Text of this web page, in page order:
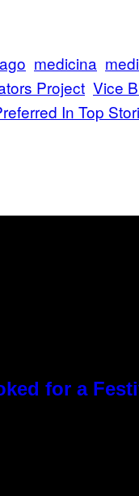
medicina
Project Vice
In Top
for a